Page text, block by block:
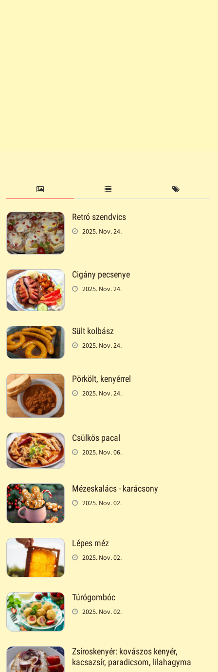
Retró szendvics
2025. Nov. 24.
Cigány pecsenye
2025. Nov. 24.
Sült kolbász
2025. Nov. 24.
Pörkölt, kenyérrel
2025. Nov. 24.
Csülkös pacal
2025. Nov. 06.
Mézeskalács - karácsony
2025. Nov. 02.
Lépes méz
2025. Nov. 02.
Túrógombóc
2025. Nov. 02.
Zsíroskenyér: kovászos kenyér,
kacsazsír, paradicsom, lilahagyma